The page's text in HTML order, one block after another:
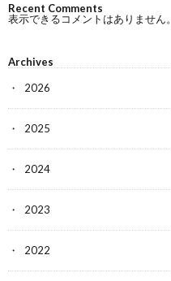
Recent Comments
表示できるコメントはありません。
Archives
2026
2025
2024
2023
2022